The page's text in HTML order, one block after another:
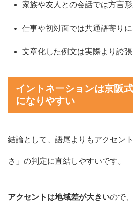
家族や友人との会話では方言
仕事や初対面では共通語寄り
文章化した例文は実際より誇
イントネーションは京阪
になりやすい
結論として、語尾よりもアクセン
さ」の判定に直結しやすいです。
アクセントは地域差が大きいので